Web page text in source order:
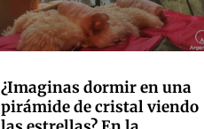
¿Imaginas dormir en una
pirámide de cristal viendo